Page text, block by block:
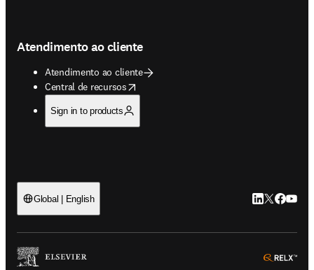
Atendimento ao cliente
Atendimento ao cliente
Central de recursos
opens in new tab/window
Sign in to products
Global | English LinkedIn abre
Twitter